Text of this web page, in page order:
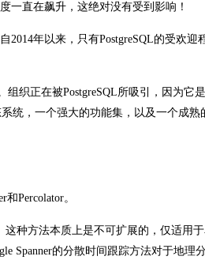
一直在飙升，这绝对没有受到影响！
2014年以来，只有PostgreSQL的受欢
织正在被PostgreSQL所吸引，因为它
统，一个强大的功能集，以及一个成
Percolator。
这种方法本质上是不可扩展的，仅适用
Spanner的分散时间跟踪方法对于地理